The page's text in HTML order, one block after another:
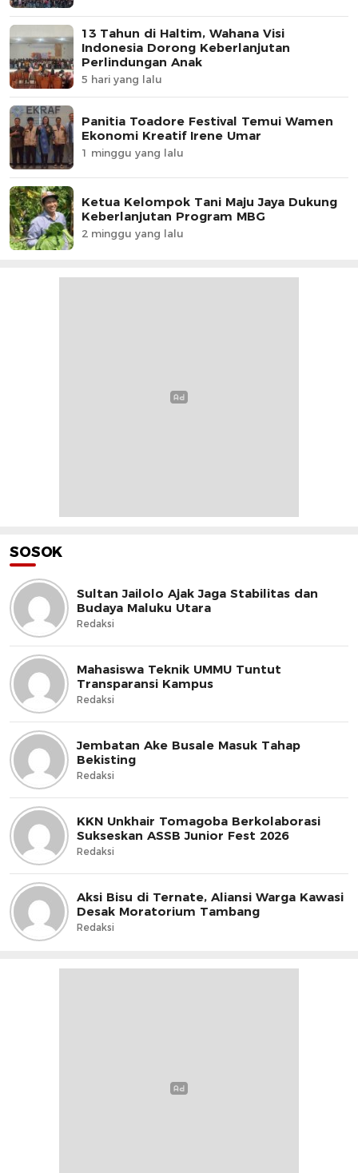
13 Tahun di Haltim, Wahana Visi
Indonesia Dorong Keberlanjutan
Perlindungan Anak
5 hari yang lalu
Panitia Toadore Festival Temui Wamen
Ekonomi Kreatif Irene Umar
1 minggu yang lalu
Ketua Kelompok Tani Maju Jaya Dukung
Keberlanjutan Program MBG
2 minggu yang lalu
SOSOK
Sultan Jailolo Ajak Jaga Stabilitas dan
Budaya Maluku Utara
Redaksi
Mahasiswa Teknik UMMU Tuntut
Transparansi Kampus
Redaksi
Jembatan Ake Busale Masuk Tahap
Bekisting
Redaksi
KKN Unkhair Tomagoba Berkolaborasi
Sukseskan ASSB Junior Fest 2026
Redaksi
Aksi Bisu di Ternate, Aliansi Warga Kawasi
Desak Moratorium Tambang
Redaksi